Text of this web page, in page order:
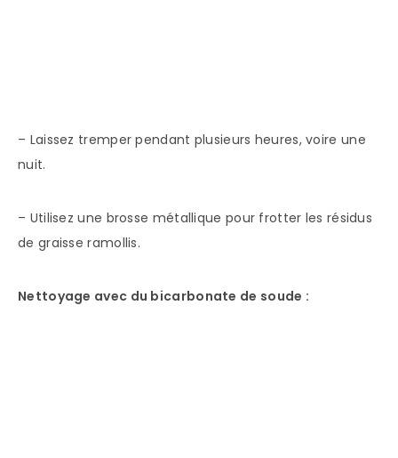
– Laissez tremper pendant plusieurs heures, voire une
nuit.
– Utilisez une brosse métallique pour frotter les résidus
de graisse ramollis.
Nettoyage avec du bicarbonate de soude :